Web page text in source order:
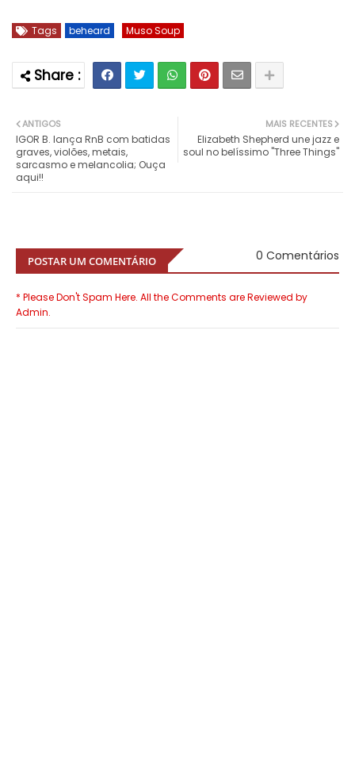
Tags beheard Muso Soup
MAIS RECENTES
Elizabeth Shepherd une jazz e
soul no belíssimo "Three Things"
ANTIGOS
IGOR B. lança RnB com batidas
graves, violões, metais,
sarcasmo e melancolia; Ouça
aqui!!
POSTAR UM COMENTÁRIO 0 Comentários
* Please Don't Spam Here. All the Comments are Reviewed by
Admin.